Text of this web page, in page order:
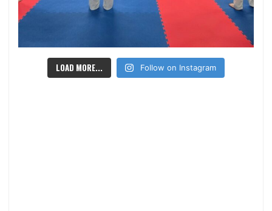
LOAD MORE... Follow on Instagram